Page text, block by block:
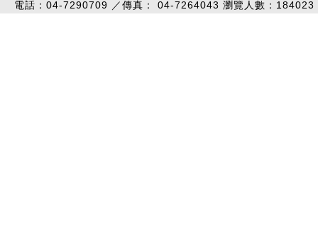
電話：04-7290709 ／傳真： 04-7264043 瀏覽人數： 184023